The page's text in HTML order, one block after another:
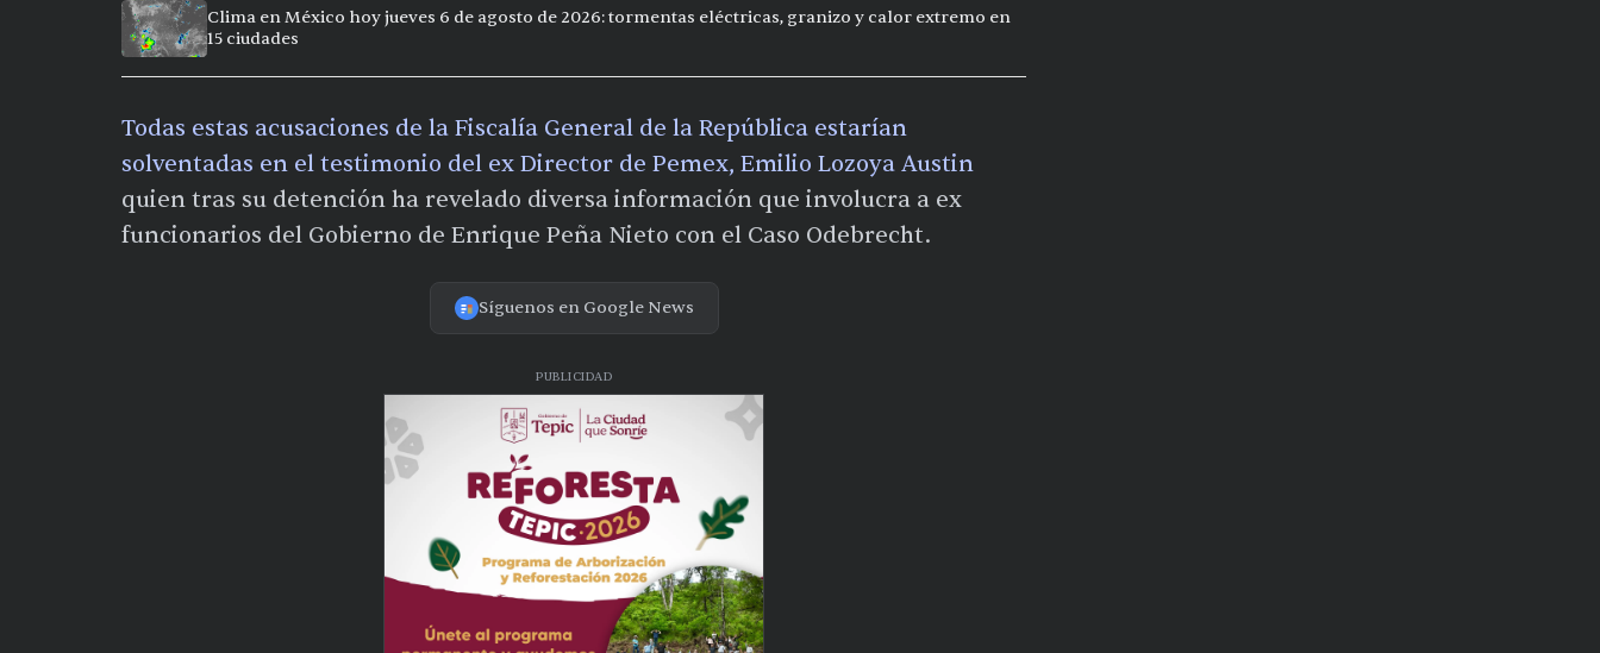
Clima en México hoy jueves 6 de agosto de 2026: tormentas eléctricas, granizo y calor extremo en
15 ciudades
Todas estas acusaciones de la Fiscalía General de la República estarían
solventadas en el testimonio del ex Director de Pemex, Emilio Lozoya Austin
quien tras su detención ha revelado diversa información que involucra a ex
funcionarios del Gobierno de Enrique Peña Nieto con el Caso Odebrecht.
Síguenos en Google News
PUBLICIDAD